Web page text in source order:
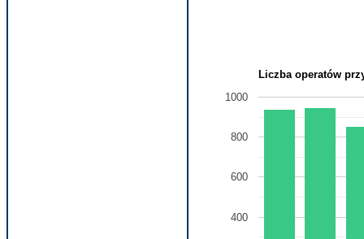
Liczba operatów
400
600
800
1000